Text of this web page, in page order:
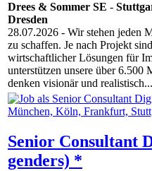
Drees & Sommer SE -
Dresden
28.07.2026 - Wir stehen jeden
zu schaffen. Je nach Projekt
wirtschaftlicher Lösungen für
unterstützen unsere über 6.500
denken visionär und
Senior Consultant
genders) *